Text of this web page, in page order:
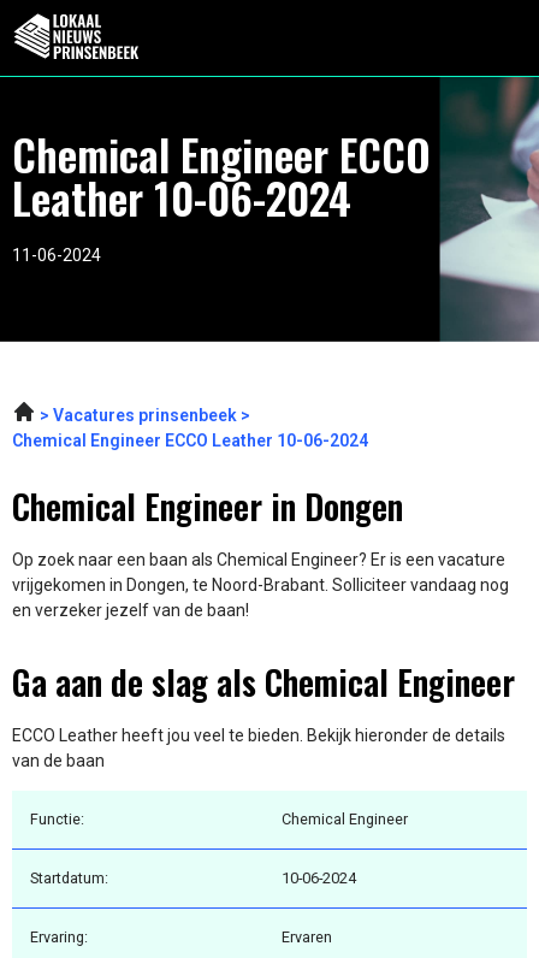
Chemical Engineer ECCO
Leather 10-06-2024
11-06-2024
Vacatures prinsenbeek
Chemical Engineer ECCO Leather 10-06-2024
Chemical Engineer in Dongen
Op zoek naar een baan als Chemical Engineer? Er is een vacature
vrijgekomen in Dongen, te Noord-Brabant. Solliciteer vandaag nog
en verzeker jezelf van de baan!
Ga aan de slag als Chemical Engineer
ECCO Leather heeft jou veel te bieden. Bekijk hieronder de details
van de baan
Functie: Chemical Engineer
Startdatum: 10-06-2024
Ervaring: Ervaren